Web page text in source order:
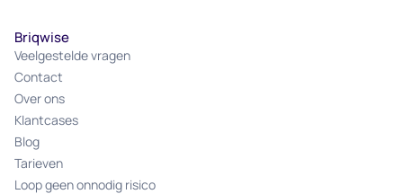
Briqwise
Veelgestelde vragen
Contact
Over ons
Klantcases
Blog
Tarieven
Loop geen onnodig risico